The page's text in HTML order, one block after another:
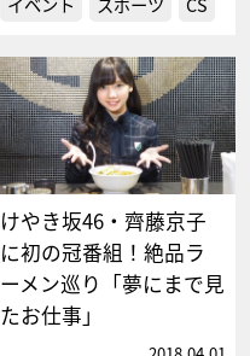
けやき坂46・齊藤京子
に初の冠番組！絶品ラ
ーメン巡り「夢にまで見
たお仕事」